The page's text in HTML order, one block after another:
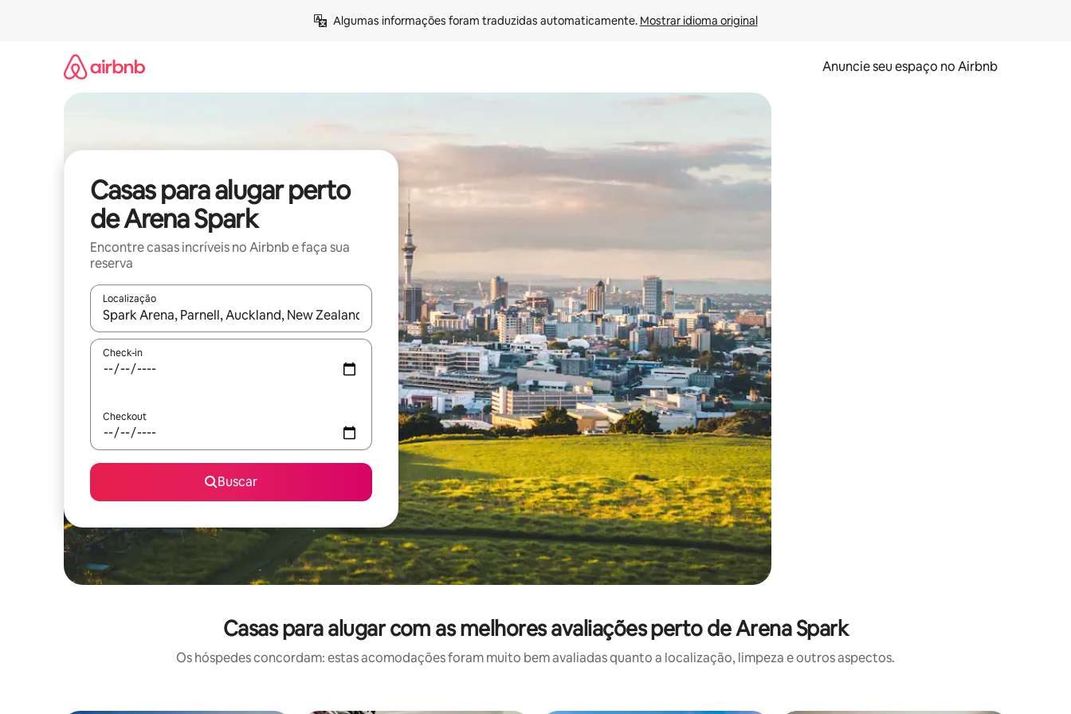
Algumas informações foram traduzidas automaticamente. Mostrar idioma original
Anuncie seu espaço no Airbnb
Casas para alugar perto
de Arena Spark
Encontre casas incríveis no Airbnb e faça sua
reserva
Localização
Quando os resultados estiverem disponíveis, explore-os usando as seta para cima e para baixo do teclado ou tocando e deslizando o dedo na tela.
Check-in
Checkout
Buscar
Casas para alugar com as melhores avaliações perto de Arena Spark
Os hóspedes concordam: estas acomodações foram muito bem avaliadas quanto a localização, limpeza e outros aspectos.